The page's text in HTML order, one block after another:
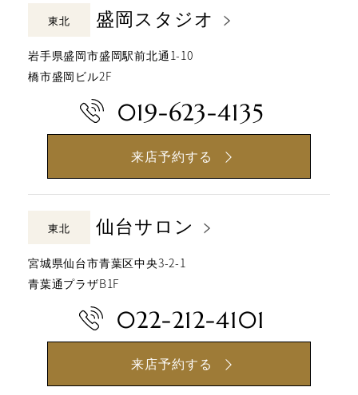
東北 盛岡スタジオ
岩手県盛岡市盛岡駅前北通1-10
橋市盛岡ビル2F
019-623-4135
来店予約する
東北 仙台サロン
宮城県仙台市青葉区中央3-2-1
青葉通プラザB1F
022-212-4101
来店予約する